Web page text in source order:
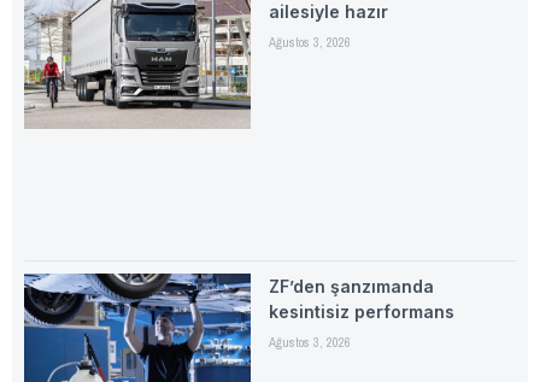
ailesiyle hazır
Ağustos 3, 2026
ZF’den şanzımanda
kesintisiz performans
Ağustos 3, 2026